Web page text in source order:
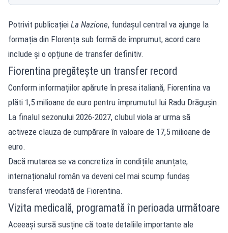
Potrivit publicației La Nazione, fundașul central va ajunge la
formația din Florența sub formă de împrumut, acord care
include și o opțiune de transfer definitiv.
Fiorentina pregătește un transfer record
Conform informațiilor apărute în presa italiană, Fiorentina va
plăti 1,5 milioane de euro pentru împrumutul lui Radu Drăgușin.
La finalul sezonului 2026-2027, clubul viola ar urma să
activeze clauza de cumpărare în valoare de 17,5 milioane de
euro.
Dacă mutarea se va concretiza în condițiile anunțate,
internaționalul român va deveni cel mai scump fundaș
transferat vreodată de Fiorentina.
Vizita medicală, programată în perioada următoare
Aceeași sursă susține că toate detaliile importante ale